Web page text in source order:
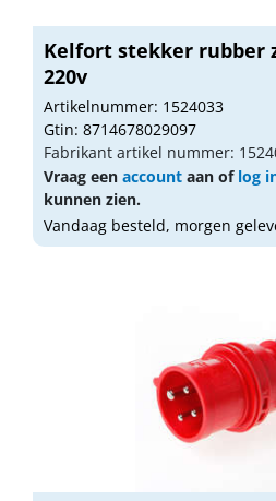
Kelfort stekker rubber
220v
Artikelnummer: 1524033
Gtin: 8714678029097
Fabrikant artikel nummer:
Vraag een account aan of log
kunnen zien.
Vandaag besteld, morgen